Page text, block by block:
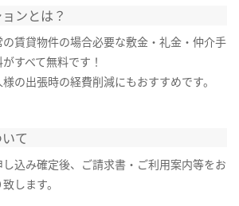
ンとは？
の賃貸物件の場合必要な敷金・礼金・仲介手
すべて無料です！
様の出張時の経費削減にもおすすめです。
て
し込み確定後、ご請求書・ご利用案内等をお
します。